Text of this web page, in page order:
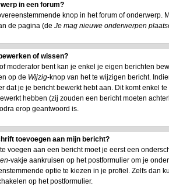
in een forum?
knop in het forum of
de pagina (de Je mag nieuwe onderwerpen
of wissen?
moderator bent kan je enkel je eigen berichten
op de Wijzig-knop van het te wijzigen bericht.
dat je je bericht bewerkt hebt aan. Dit komt enkel
hebben (zij zouden een bericht moeten
erop geantwoord is.
toevoegen aan mijn bericht?
voegen aan een bericht moet je eerst een
-vakje aankruisen op het postformulier om je
optie te kiezen in je profiel. Zelfs dan
op het postformulier.